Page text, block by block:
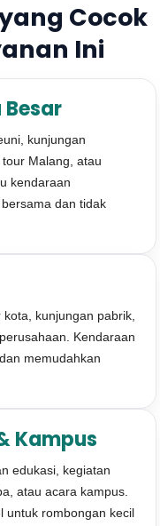
Cocok
Ini
kunjungan
Malang, atau
kendaraan
dan tidak
kunjungan pabrik,
Kendaraan
memudahkan
Kampus
edukasi, kegiatan
atau acara kampus.
untuk rombongan kecil